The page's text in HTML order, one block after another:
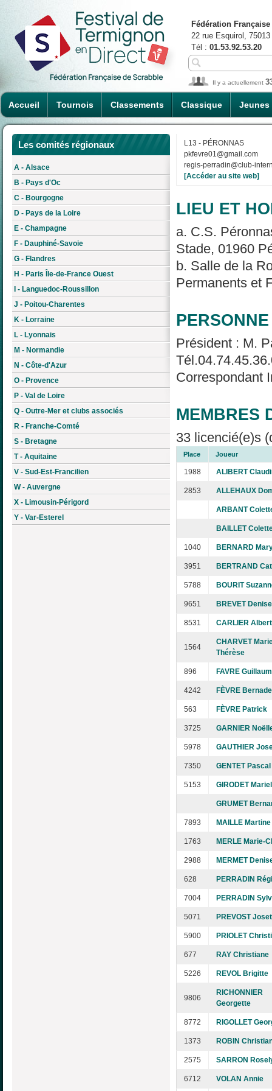
Accueil Tournois Classements Classique Jeunes
Fédération
22 rue Esquirol,
Tél : 01.53.92.53.20
Il y a actuellement
Les comités régionaux
A - Alsace
B - Pays d'Oc
C - Bourgogne
D - Pays de la Loire
E - Champagne
F - Dauphiné-Savoie
G - Flandres
H - Paris Île-de-France Ouest
I - Languedoc-Roussillon
J - Poitou-Charentes
K - Lorraine
L - Lyonnais
M - Normandie
N - Côte-d'Azur
O - Provence
P - Val de Loire
Q - Outre-Mer et clubs associés
R - Franche-Comté
S - Bretagne
T - Aquitaine
V - Sud-Est-Francilien
W - Auvergne
X - Limousin-Périgord
Y - Var-Esterel
L13 - PÉRONNAS
pkfevre01@gmail.com
regis-perradin@club-
[Accéder au site web]
LIEU ET
a. C.S.
Stade, 01960
b. Salle de la
Permanents et
Président : M.
Correspondant
MEMBRES
33 licencié(e)s
Place Joueur
1988 ALIBERT
2853 ALLEHAUX
ARBANT
BAILLET
1040 BERNARD
3951 BERTRAND
5788 BOURIT
9651 BREVET Denise
8531 CARLIER Albert
1564
CHARVET
Thérèse
896 FAVRE
4242 FÈVRE
563 FÈVRE Patrick
3725 GARNIER
5978 GAUTHIER
7350 GENTET Pascal
5153 GIRODET
GRUMET
7893 MAILLE Martine
1763 MERLE Marie-
2988 MERMET
628 PERRADIN
7004 PERRADIN
5071 PREVOST
5900 PRIOLET
677 RAY Christiane
5226 REVOL Brigitte
9806
RICHONNIER
Georgette
8772 RIGOLLET
1373 ROBIN
2575 SARRON
6712 VOLAN Annie